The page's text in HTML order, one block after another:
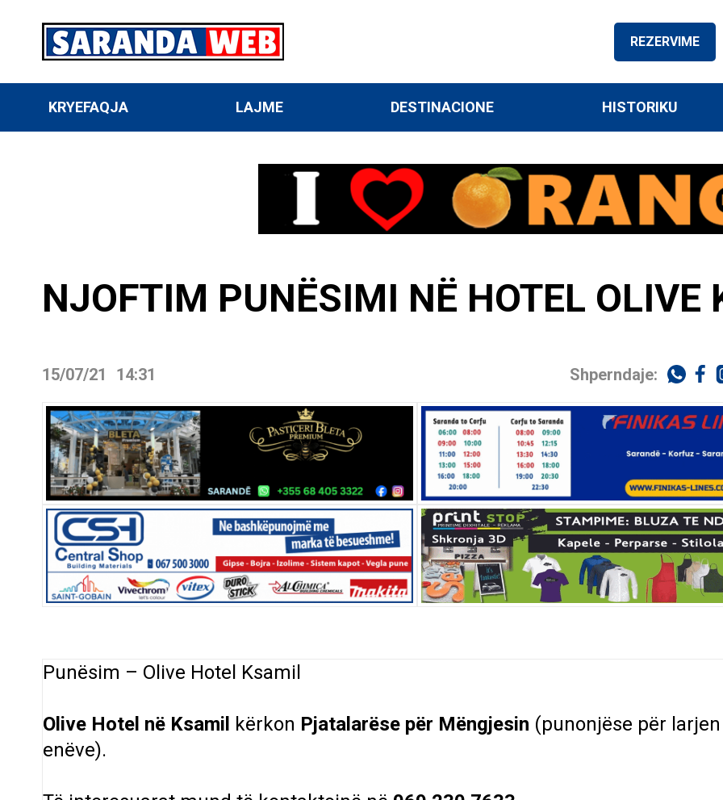
REZERVIME
KRYEFAQJA LAJME DESTINACIONE HISTORIKU
NJOFTIM PUNËSIMI NË HOTEL OLIVE
15/07/21 14:31 Shperndaje:
Punësim – Olive Hotel Ksamil
Olive Hotel në Ksamil kërkon Pjatalarëse për Mëngjesin (punonjëse për
enëve).